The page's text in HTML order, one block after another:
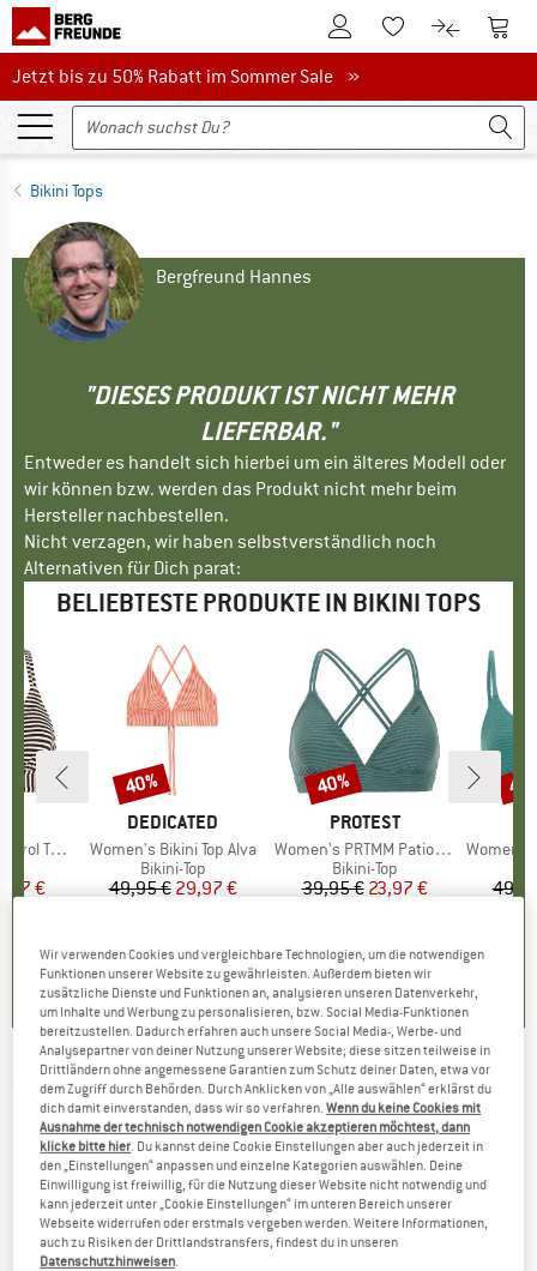
Zum KundenkontoZum Merkzettel.
Zum Zum
Jetzt bis zu 50% Rabatt im Sommer Sale
Jetzt bis zu 50% Rabatt im Sommer Sale »
Bikini Tops
Bergfreund Hannes
"DIESES PRODUKT IST NICHT MEHR
LIEFERBAR."
Entweder es handelt sich hierbei um ein älteres Modell oder
wir können bzw. werden das Produkt nicht mehr beim
Hersteller nachbestellen.
Nicht verzagen, wir haben selbstverständlich noch
Alternativen für Dich parat:
BELIEBTESTE PRODUKTE IN BIKINI TOPS
Bikini Top
Preis
€
)
MARKE
DEDICATED
Artikel
Women's Bikini Top Alva
Produktgruppe
Bikini-Top
Preis
49,95 € reduzierter Preis
29,97 €
4,6(23)
Rabatt
40%
MARKE
PROTEST
Artikel
Women's PRTMM Patio Triangle
Produktgruppe
Bikini-Top
Preis
39,95 €reduzierter Preis
23,97 €
4,9(23)
Rabatt
40%
Artikel
Women's
RIP CURL - Women's Sundance Tri Top -
Bikini-Top
(0)
Wir verwenden Cookies und vergleichbare Technologien, um die notwendigen
Funktionen unserer Website zu gewährleisten. Außerdem bieten wir
zusätzliche Dienste und Funktionen an, analysieren unseren Datenverkehr,
um Inhalte und Werbung zu personalisieren, bzw. Social Media-Funktionen
bereitzustellen. Dadurch erfahren auch unsere Social Media-, Werbe- und
Analysepartner von deiner Nutzung unserer Website; diese sitzen teilweise in
Drittländern ohne angemessene Garantien zum Schutz deiner Daten, etwa vor
dem Zugriff durch Behörden. Durch Anklicken von „Alle auswählen“ erklärst du
dich damit einverstanden, dass wir so verfahren.Wenn du keine Cookies mit
Ausnahme der technisch notwendigen Cookie akzeptieren möchtest, dann
klicke bitte hier. Du kannst deine Cookie Einstellungen aber auch jederzeit in
den „Einstellungen“ anpassen und einzelne Kategorien auswählen. Deine
Einwilligung ist freiwillig, für die Nutzung dieser Website nicht notwendig und
kann jederzeit unter „Cookie Einstellungen“ im unteren Bereich unserer
Webseite widerrufen oder erstmals vergeben werden. Weitere Informationen,
auch zu Risiken der Drittlandstransfers, findest du in unseren
Datenschutzhinweisen.